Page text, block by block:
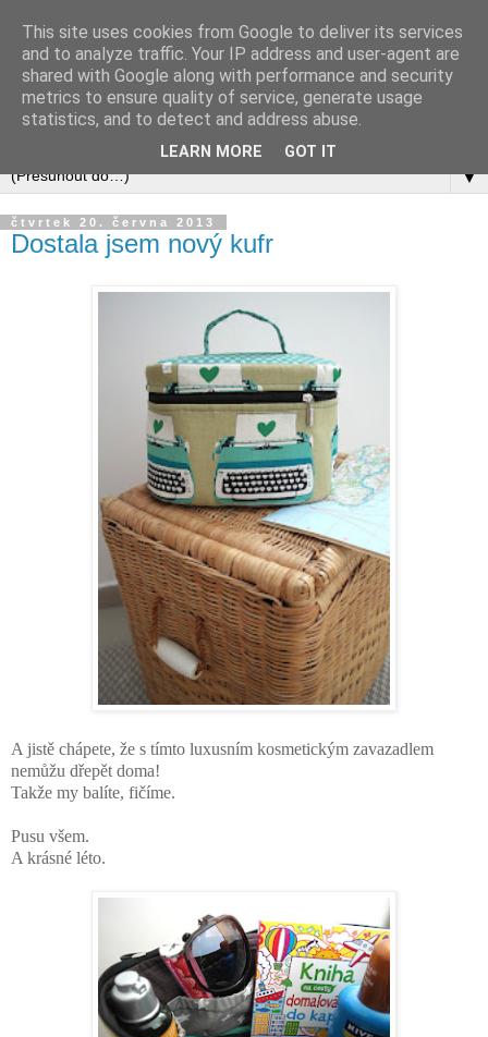
▼
čtvrtek 20. června 2013
Dostala jsem nový kufr
A jistě chápete, že s tímto luxusním kosmetickým zavazadlem
nemůžu dřepět doma!
Takže my balíte, fičíme.
Pusu všem.
A krásné léto.
This site uses cookies from Google to deliver its services
and to analyze traffic. Your IP address and user-agent are
shared with Google along with performance and security
metrics to ensure quality of service, generate usage
statistics, and to detect and address abuse.
LEARN MORE GOT IT